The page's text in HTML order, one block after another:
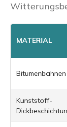
MATERIAL
Bitumenbahnen
Kunststoff-